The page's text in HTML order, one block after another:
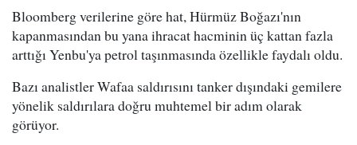
Bloomberg verilerine göre hat, Hürmüz Boğazı'nın
kapanmasından bu yana ihracat hacminin üç kattan fazla
arttığı Yenbu'ya petrol taşınmasında özellikle faydalı oldu.
Bazı analistler Wafaa saldırısını tanker dışındaki gemilere
yönelik saldırılara doğru muhtemel bir adım olarak
görüyor.